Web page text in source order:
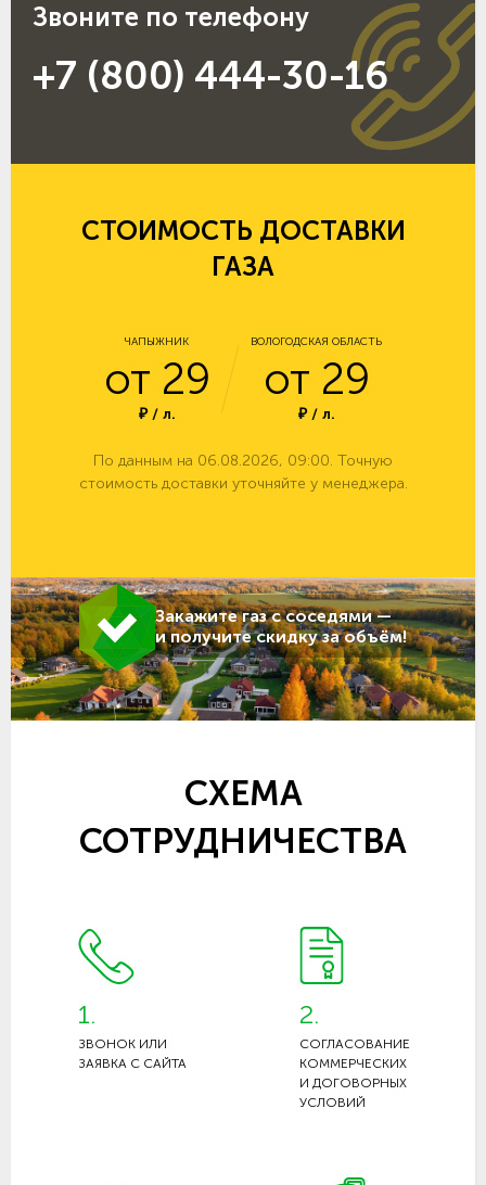
Звоните по телефону
+7 (800) 444-30-16
СТОИМОСТЬ ДОСТАВКИ
ГАЗА
ЧАПЫЖНИК
от 29
₽ / л.
ВОЛОГОДСКАЯ ОБЛАСТЬ
от 29
₽ / л.
По данным на 06.08.2026, 09:00. Точную
стоимость доставки уточняйте у менеджера.
Закажите газ с соседями —
и получите скидку за объём!
СХЕМА
СОТРУДНИЧЕСТВА
1.
ЗВОНОК ИЛИ
ЗАЯВКА С САЙТА
2.
СОГЛАСОВАНИЕ
КОММЕРЧЕСКИХ
И ДОГОВОРНЫХ
УСЛОВИЙ